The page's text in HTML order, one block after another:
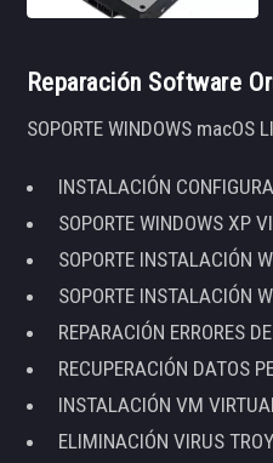
Reparación Software
SOPORTE WINDOWS macOS
INSTALACIÓN
SOPORTE WINDOWS XP
SOPORTE INSTALACIÓN
SOPORTE INSTALACIÓN
REPARACIÓN ERRORES
RECUPERACIÓN DATOS
INSTALACIÓN VM
ELIMINACIÓN VIRUS